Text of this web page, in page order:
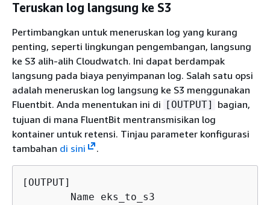
Teruskan log langsung ke S3
Pertimbangkan untuk meneruskan log yang kurang
penting, seperti lingkungan pengembangan, langsung
ke S3 alih-alih Cloudwatch. Ini dapat berdampak
langsung pada biaya penyimpanan log. Salah satu opsi
adalah meneruskan log langsung ke S3 menggunakan
Fluentbit. Anda menentukan ini di [OUTPUT]
bagian,
tujuan di mana FluentBit mentransmisikan log
kontainer untuk retensi. Tinjau parameter konfigurasi
tambahan di sini .
[OUTPUT]
        Name eks_to_s3